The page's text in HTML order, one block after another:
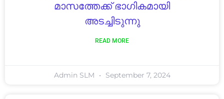
മാസത്തേക്ക് ഭാഗികമായി
അടച്ചിടുന്നു
READ MORE
Admin SLM September 7, 2024